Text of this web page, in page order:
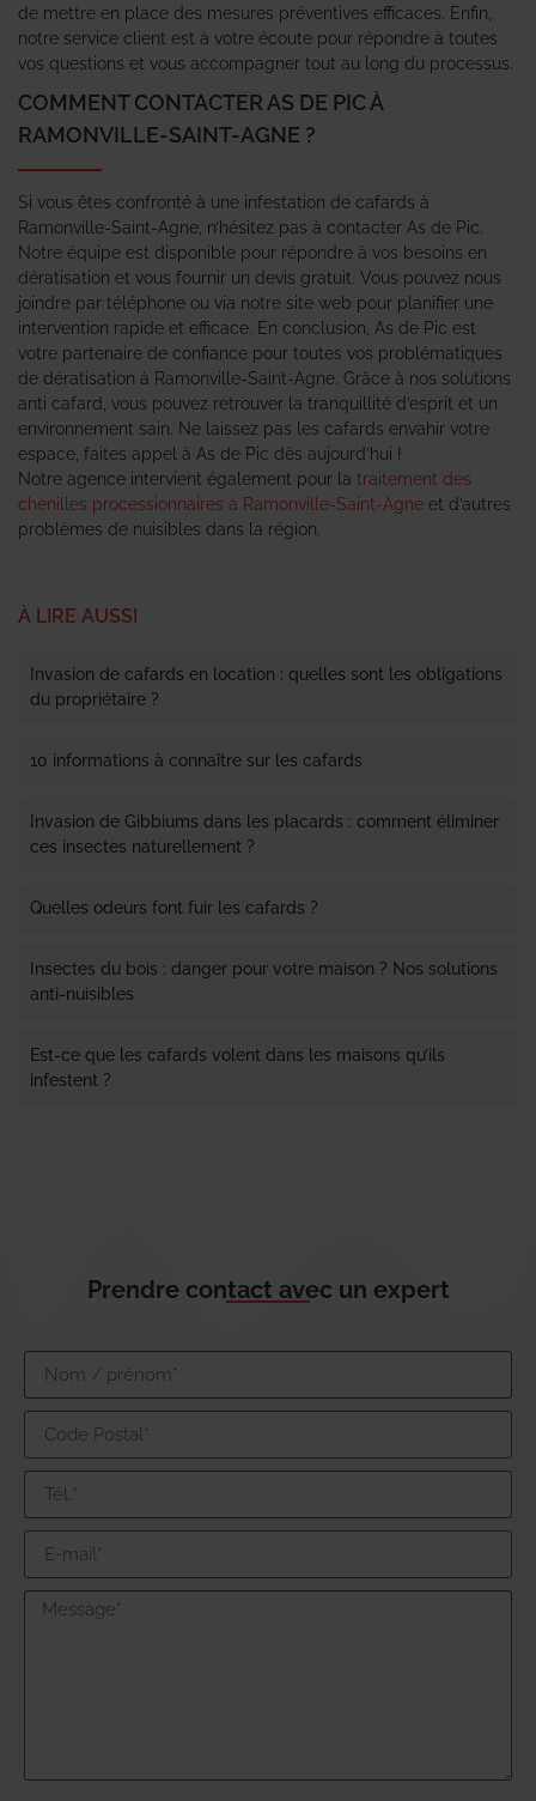
de mettre en place des mesures préventives efficaces. Enfin,
notre service client est à votre écoute pour répondre à toutes
vos questions et vous accompagner tout au long du processus.
COMMENT CONTACTER AS DE PIC À
RAMONVILLE-SAINT-AGNE ?
Si vous êtes confronté à une infestation de cafards à
Ramonville-Saint-Agne, n’hésitez pas à contacter As de Pic.
Notre équipe est disponible pour répondre à vos besoins en
dératisation et vous fournir un devis gratuit. Vous pouvez nous
joindre par téléphone ou via notre site web pour planifier une
intervention rapide et efficace. En conclusion, As de Pic est
votre partenaire de confiance pour toutes vos problématiques
de dératisation à Ramonville-Saint-Agne. Grâce à nos solutions
anti cafard, vous pouvez retrouver la tranquillité d’esprit et un
environnement sain. Ne laissez pas les cafards envahir votre
espace, faites appel à As de Pic dès aujourd’hui !
Notre agence intervient également pour la traitement des
chenilles processionnaires à Ramonville-Saint-Agne et d’autres
problèmes de nuisibles dans la région.
À LIRE AUSSI
Invasion de cafards en location : quelles sont les obligations
du propriétaire ?
10 informations à connaître sur les cafards
Invasion de Gibbiums dans les placards : comment éliminer
ces insectes naturellement ?
Quelles odeurs font fuir les cafards ?
Insectes du bois : danger pour votre maison ? Nos solutions
anti-nuisibles
Est-ce que les cafards volent dans les maisons qu’ils
infestent ?
Prendre contact avec un expert